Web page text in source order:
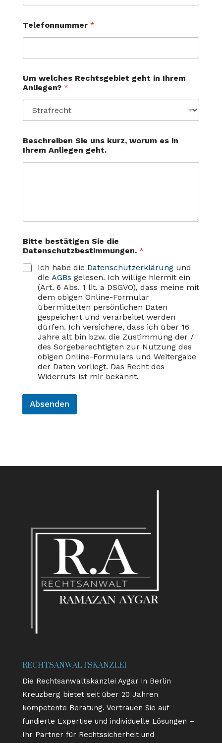
Telefonnummer *
Um welches Rechtsgebiet geht in Ihrem
Anliegen? *
Beschreiben Sie uns kurz, worum es in
Ihrem Anliegen geht.
Bitte bestätigen Sie die
Datenschutzbestimmungen. *
Ich habe die Datenschutzerklärung und
die AGBs gelesen. Ich willige hiermit ein
(Art. 6 Abs. 1 lit. a DSGVO), dass meine mit
dem obigen Online-Formular
übermittelten persönlichen Daten
gespeichert und verarbeitet werden
dürfen. Ich versichere, dass ich über 16
Jahre alt bin bzw. die Zustimmung der /
des Sorgeberechtigten zur Nutzung des
obigen Online-Formulars und Weitergabe
der Daten vorliegt. Das Recht des
Widerrufs ist mir bekannt.
Absenden
RECHTSANWALTSKANZLEI
Die Rechtsanwaltskanzlei Aygar in Berlin
Kreuzberg bietet seit über 20 Jahren
kompetente Beratung. Vertrauen Sie auf
fundierte Expertise und individuelle Lösungen –
Ihr Partner für Rechtssicherheit und